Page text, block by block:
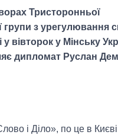
Тристоронньої
групи з урегулювання
у вівторок у Мінську
дипломат Руслан
і Діло», по це в Києві